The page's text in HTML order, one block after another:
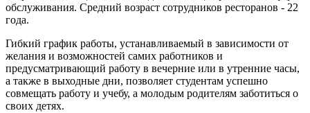
обслуживания. Средний возраст сотрудников ресторанов - 22
года.
Гибкий график работы, устанавливаемый в зависимости от
желания и возможностей самих работников и
предусматривающий работу в вечерние или в утренние часы,
а также в выходные дни, позволяет студентам успешно
совмещать работу и учебу, а молодым родителям заботиться о
своих детях.